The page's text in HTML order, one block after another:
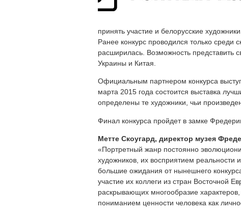
принять участие и белорусские художники.
Ранее конкурс проводился только среди
расширилась. Возможность представить
Украины и Китая.
Официальным партнером конкурса
марта 2015 года состоится выставка
определены те художники, чьи
Финал конкурса пройдет в замке
Метте Скоугард, директор музея
«Портретный жанр постоянно
художников, их восприятием реальности
большие ожидания от нынешнего
участие их коллеги из стран Восточной
раскрывающих многообразие
пониманием ценности человека как